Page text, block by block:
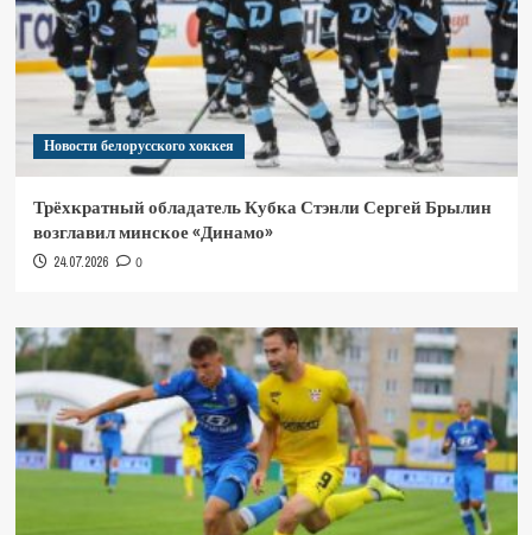
Новости белорусского хоккея
Трёхкратный обладатель Кубка Стэнли Сергей Брылин
возглавил минское «Динамо»
24.07.2026 0